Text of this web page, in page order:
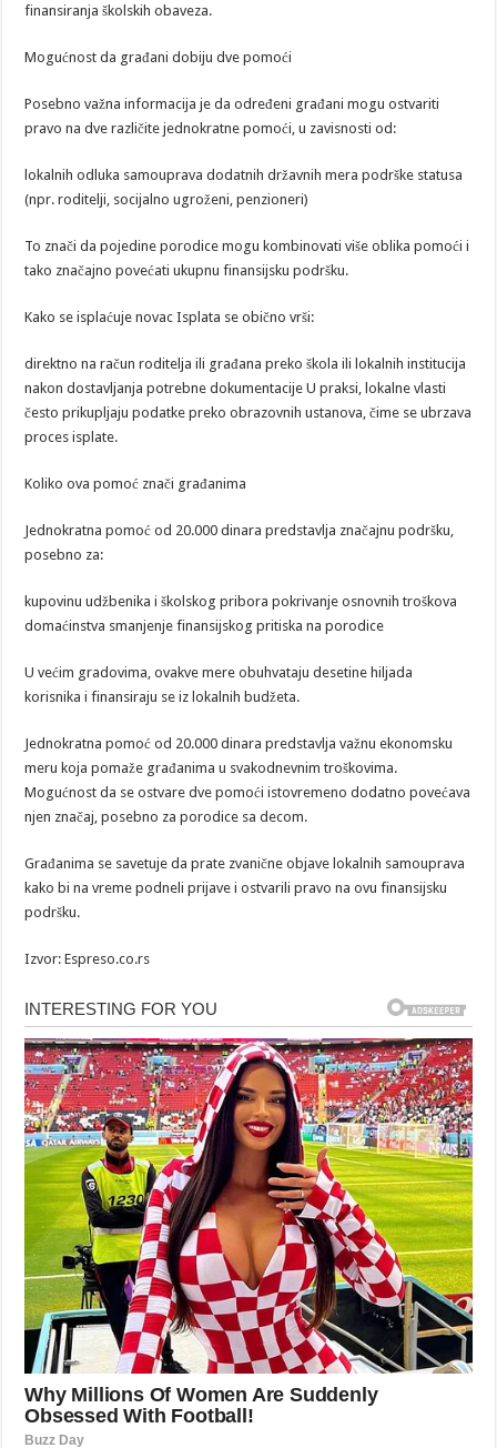
finansiranja školskih obaveza.
Mogućnost da građani dobiju dve pomoći
Posebno važna informacija je da određeni građani mogu ostvariti
pravo na dve različite jednokratne pomoći, u zavisnosti od:
lokalnih odluka samouprava dodatnih državnih mera podrške statusa
(npr. roditelji, socijalno ugroženi, penzioneri)
To znači da pojedine porodice mogu kombinovati više oblika pomoći i
tako značajno povećati ukupnu finansijsku podršku.
Kako se isplaćuje novac Isplata se obično vrši:
direktno na račun roditelja ili građana preko škola ili lokalnih institucija
nakon dostavljanja potrebne dokumentacije U praksi, lokalne vlasti
često prikupljaju podatke preko obrazovnih ustanova, čime se ubrzava
proces isplate.
Koliko ova pomoć znači građanima
Jednokratna pomoć od 20.000 dinara predstavlja značajnu podršku,
posebno za:
kupovinu udžbenika i školskog pribora pokrivanje osnovnih troškova
domaćinstva smanjenje finansijskog pritiska na porodice
U većim gradovima, ovakve mere obuhvataju desetine hiljada
korisnika i finansiraju se iz lokalnih budžeta.
Jednokratna pomoć od 20.000 dinara predstavlja važnu ekonomsku
meru koja pomaže građanima u svakodnevnim troškovima.
Mogućnost da se ostvare dve pomoći istovremeno dodatno povećava
njen značaj, posebno za porodice sa decom.
Građanima se savetuje da prate zvanične objave lokalnih samouprava
kako bi na vreme podneli prijave i ostvarili pravo na ovu finansijsku
podršku.
Izvor: Espreso.co.rs